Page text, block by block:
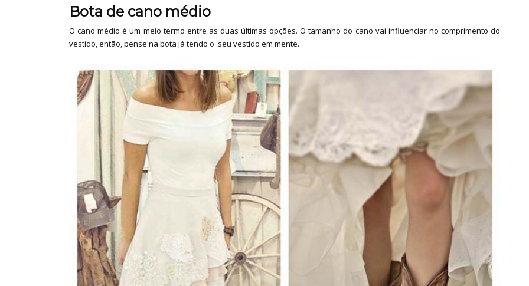
Bota de cano médio
O cano médio é um meio termo entre as duas últimas opções. O tamanho do cano vai influenciar no comprimento do
vestido, então, pense na bota já tendo o seu vestido em mente.